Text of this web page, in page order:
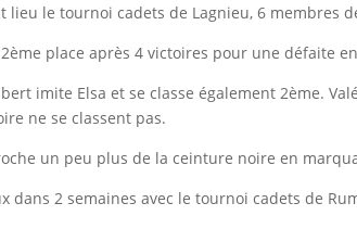
lieu le tournoi cadets de Lagnieu, 6 membres
place après 4 victoires pour une défaite
imite Elsa et se classe également 2ème.
ne se classent pas.
un peu plus de la ceinture noire en
dans 2 semaines avec le tournoi cadets de